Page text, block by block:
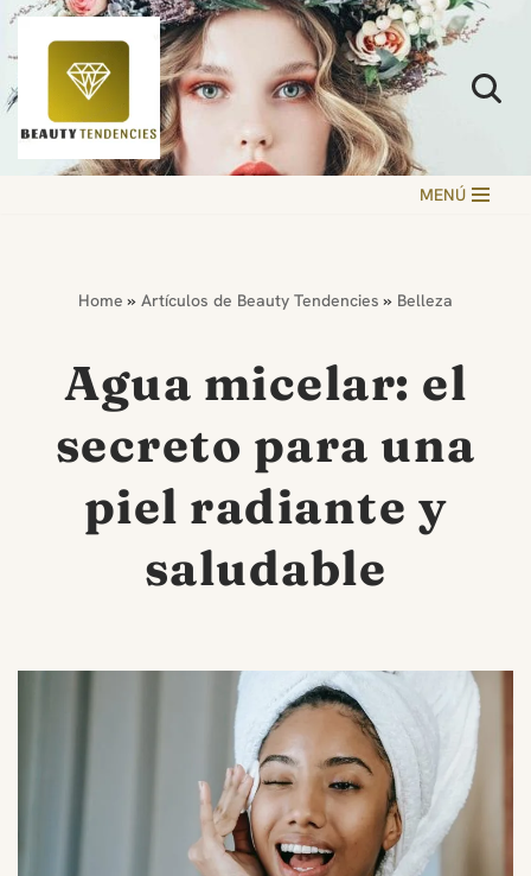
Saltar
contenido
MENÚ
Home » Artículos de Beauty Tendencies » Belleza
Agua micelar: el
secreto para una
piel radiante y
saludable